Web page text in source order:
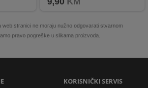
web stranici ne moraju nužno odgovarati stvarnom
pravo pogreške u slikama proizvoda.
KORISNIČKI SERVIS